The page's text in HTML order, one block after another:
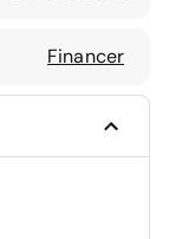
Financer